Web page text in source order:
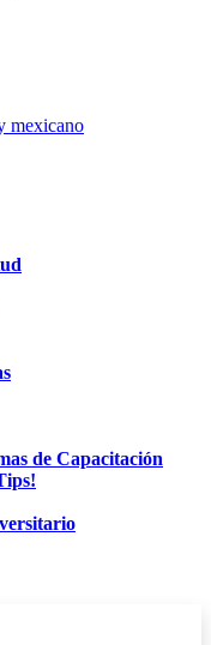
mexicano
de Capacitación